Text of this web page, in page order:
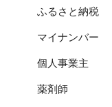
ふるさと納税
マイナンバー
個人事業主
薬剤師